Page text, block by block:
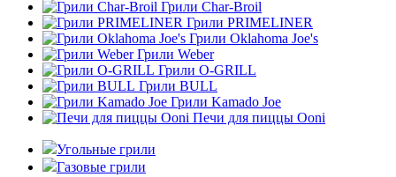
Грили Char-Broil
Грили PRIMELINER
Грили Oklahoma Joe's
Грили Weber
Грили O-GRILL
Грили BULL
Грили Kamado Joe
Печи для пиццы Ooni
Угольные грили
Газовые грили